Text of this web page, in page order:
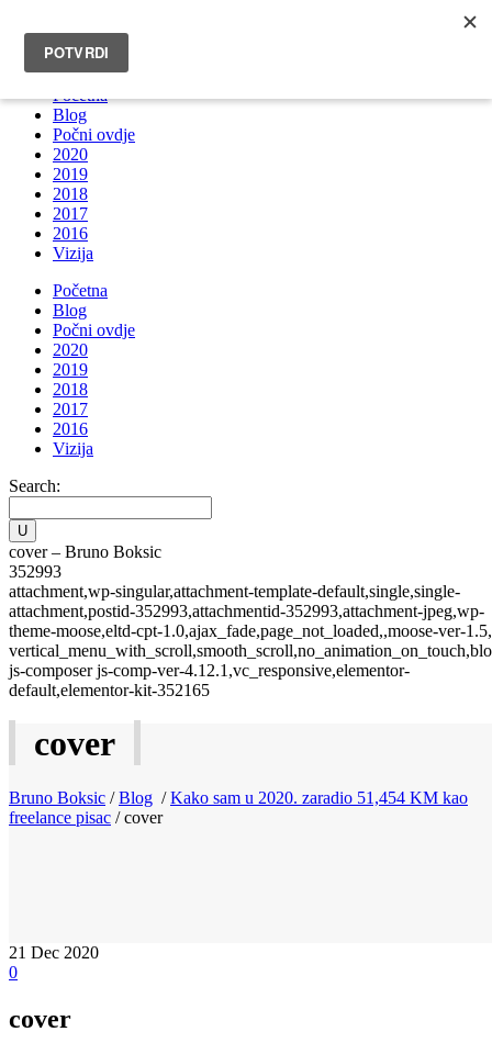
INFO@BRUNOBOKSIC.COM
Početna
Blog
Počni ovdje
2020
2019
2018
2017
2016
Vizija
Početna
Blog
Počni ovdje
2020
2019
2018
2017
2016
Vizija
Search:
cover – Bruno Boksic
352993
attachment,wp-singular,attachment-template-default,single,single-
attachment,postid-352993,attachmentid-352993,attachment-jpeg,wp-
theme-moose,eltd-cpt-1.0,ajax_fade,page_not_loaded,,moose-ver-1.5,
js-composer js-comp-ver-4.12.1,vc_responsive,elementor-
default,elementor-kit-352165
cover
Bruno Boksic /Blog /Kako sam u 2020. zaradio 51,454 KM kao
freelance pisac /cover
21 Dec 2020
0
cover